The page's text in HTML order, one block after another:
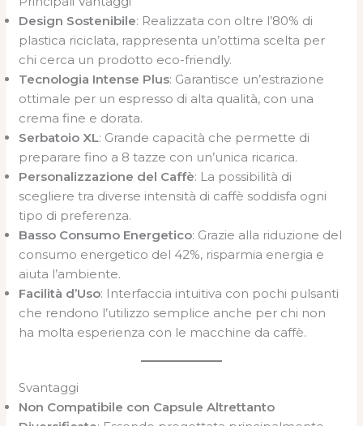
Design Sostenibile: Realizzata con oltre l’80% di
plastica riciclata, rappresenta un’ottima scelta per
chi cerca un prodotto eco-friendly.
Tecnologia Intense Plus: Garantisce un’estrazione
ottimale per un espresso di alta qualità, con una
crema fine e dorata.
Serbatoio XL: Grande capacità che permette di
preparare fino a 8 tazze con un’unica ricarica.
Personalizzazione del Caffè: La possibilità di
scegliere tra diverse intensità di caffè soddisfa ogni
tipo di preferenza.
Basso Consumo Energetico: Grazie alla riduzione del
consumo energetico del 42%, risparmia energia e
aiuta l’ambiente.
Facilità d’Uso: Interfaccia intuitiva con pochi pulsanti
che rendono l’utilizzo semplice anche per chi non
ha molta esperienza con le macchine da caffè.
Svantaggi
Non Compatibile con Capsule Altrettanto